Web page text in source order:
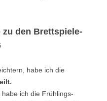
zu den Brettspiele-
habe ich die
ich die Frühlings-